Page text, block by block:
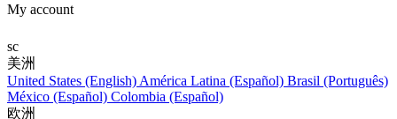
My account
sc
美洲
United States (English) América Latina (Español) Brasil (Português)
México (Español) Colombia (Español)
欧洲